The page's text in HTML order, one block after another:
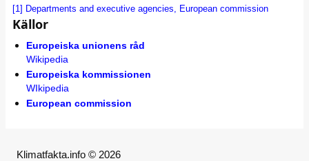
[1] Departments and executive agencies, European commission
Källor
Europeiska unionens råd
Wikipedia
Europeiska kommissionen
WIkipedia
European commission
Klimatfakta.info © 2026